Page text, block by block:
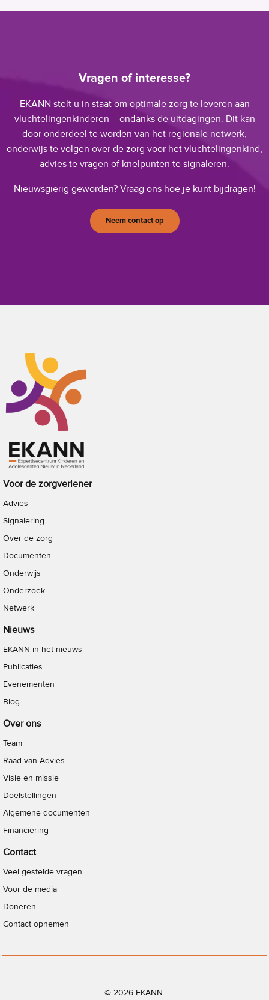
Vragen of interesse?
EKANN stelt u in staat om optimale zorg te leveren aan
vluchtelingenkinderen – ondanks de uitdagingen. Dit kan
door onderdeel te worden van het regionale netwerk,
onderwijs te volgen over de zorg voor het vluchtelingenkind,
advies te vragen of knelpunten te signaleren.
Nieuwsgierig geworden? Vraag ons hoe je kunt bijdragen!
Neem contact op
Voor de zorgverlener
Advies
Signalering
Over de zorg
Documenten
Onderwijs
Onderzoek
Netwerk
Nieuws
EKANN in het nieuws
Publicaties
Evenementen
Blog
Over ons
Team
Raad van Advies
Visie en missie
Doelstellingen
Algemene documenten
Financiering
Contact
Veel gestelde vragen
Voor de media
Doneren
Contact opnemen
© 2026 EKANN.